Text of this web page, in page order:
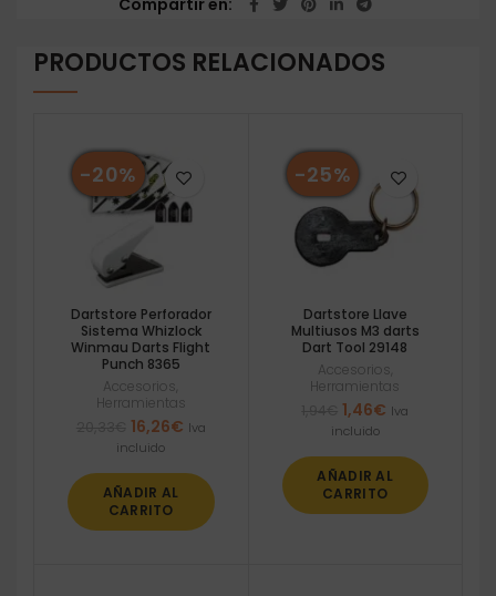
Compartir en
PRODUCTOS RELACIONADOS
-20%
Dartstore Perforador
Sistema Whizlock
Winmau Darts Flight
Punch 8365
Accesorios
Herramientas
El
precio
era:
20,33€.
16,26€El
es:
16,26€.
Iva
incluido
AÑADIR AL
CARRITO
-25%
Dartstore Llave
Multiusos M3 darts
Dart Tool 29148
Accesorios
Herramientas
El
precio
era:
1,94€.
1,46€ El
es:
1,46€.
Iva
incluido
AÑADIR AL
CARRITO